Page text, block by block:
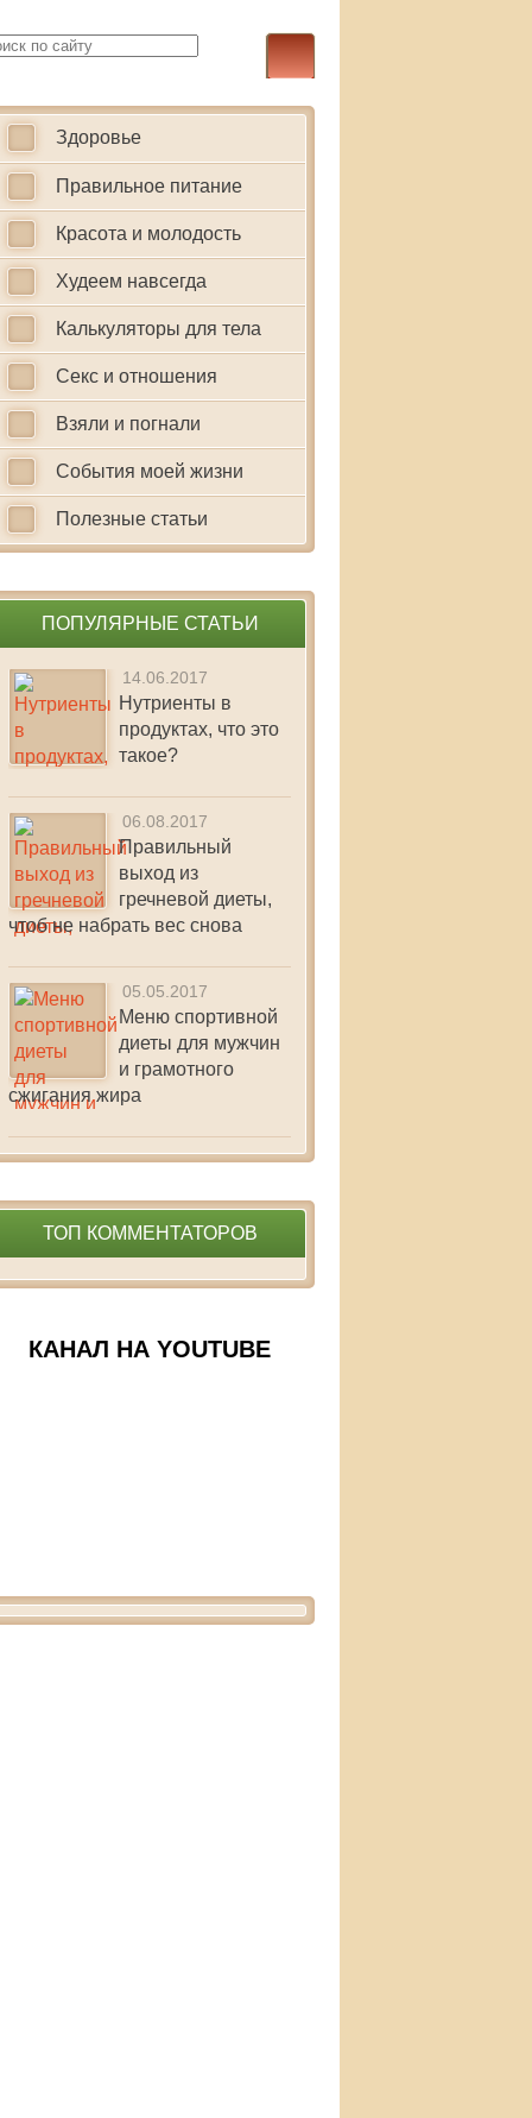
Здоровье
Правильное питание
Красота и молодость
Худеем навсегда
Калькуляторы для тела
Секс и отношения
Взяли и погнали
События моей жизни
Полезные статьи
ПОПУЛЯРНЫЕ СТАТЬИ
14.06.2017
Нутриенты в
продуктах, что это
такое?
06.08.2017
Правильный
выход из
гречневой диеты,
чтоб не набрать вес снова
05.05.2017
Меню спортивной
диеты для мужчин
и грамотного
сжигания жира
ТОП КОММЕНТАТОРОВ
КАНАЛ НА YOUTUBE